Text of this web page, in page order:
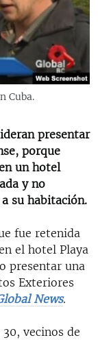
Cuba.
presentar
porque
un hotel
y no
su habitación.
fue retenida
el hotel Playa
presentar una
Exteriores
News.
vecinos de